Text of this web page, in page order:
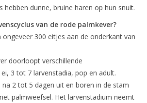
hebben dunne, bruine haren op hun snuit.
van de rode palmkever?
ongeveer 300 eitjes aan de onderkant van
doorloopt verschillende
3 tot 7 larvenstadia, pop en adult.
na 2 tot 5 dagen uit en boren in de stam
palmweefsel. Het larvenstadium neemt